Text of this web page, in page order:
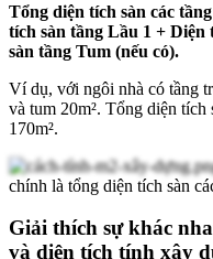
Tổng diện tích sàn các
tích sàn tầng Lầu 1 +
sàn tầng Tum (nếu có).
Ví dụ, với ngôi nhà có tầng
và tum 20m². Tổng diện tích
170m².
chính là tổng diện tích sàn
Giải thích sự khác
và diện tích tính xây